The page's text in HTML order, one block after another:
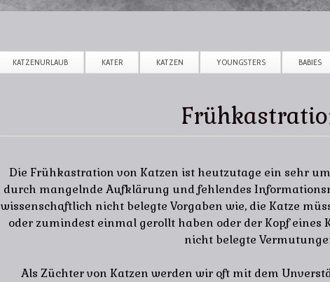
KATZENURLAUB KATER KATZEN YOUNGSTERS BABIES
Die Frühkastration von Katzen ist heutzutage ein sehr
durch mangelnde Aufklärung und fehlendes
wissenschaftlich nicht belegte Vorgaben wie, die Katze
oder zumindest einmal gerollt haben oder der Kopf eines
nicht belegte
Als Züchter von Katzen werden wir oft mit dem